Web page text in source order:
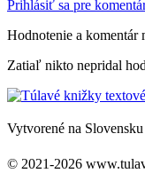
Prihlásiť sa pre
Hodnotenie a
Zatiaľ nikto nepridal
Vytvorené na
© 2021-2026